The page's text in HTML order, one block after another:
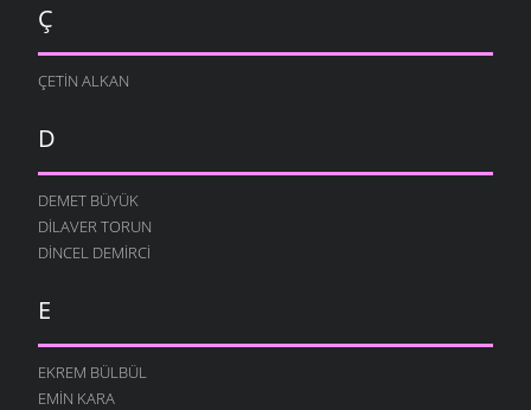
Ç
ÇETIN ALKAN
D
DEMET BÜYÜK
DILAVER TORUN
DINCEL DEMIRCI
E
EKREM BÜLBÜL
EMIN KARA